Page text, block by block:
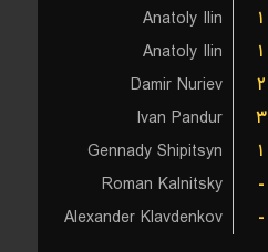
Anatoly Ilin
۱
Anatoly Ilin
۱
Damir Nuriev
۲
Ivan Pandur
۳
Gennady Shipitsyn
۱
Roman Kalnitsky
-
Alexander Klavdenkov
-